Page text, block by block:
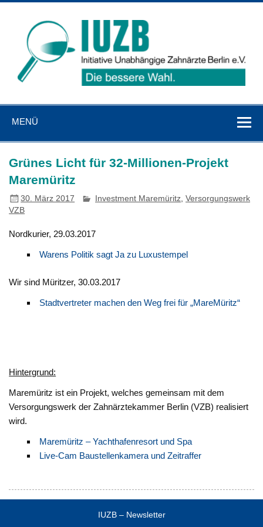
Zum
MENÜ
Grünes Licht für 32-Millionen-Projekt
Maremüritz
30. März 2017 Investment Maremüritz ,Versorgungswerk
VZB
Nordkurier, 29.03.2017
Warens Politik sagt Ja zu Luxustempel
Wir sind Müritzer, 30.03.2017
Stadtvertreter machen den Weg frei für „MareMüritz“
Hintergrund:
Maremüritz ist ein Projekt, welches gemeinsam mit dem
Versorgungswerk der Zahnärztekammer Berlin (VZB) realisiert
wird.
Maremüritz – Yachthafenresort und Spa
Live-Cam Baustellenkamera und Zeitraffer
IUZB – Newsletter